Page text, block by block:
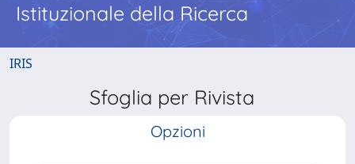
Istituzionale della Ricerca
IRIS
Sfoglia per Rivista
Opzioni